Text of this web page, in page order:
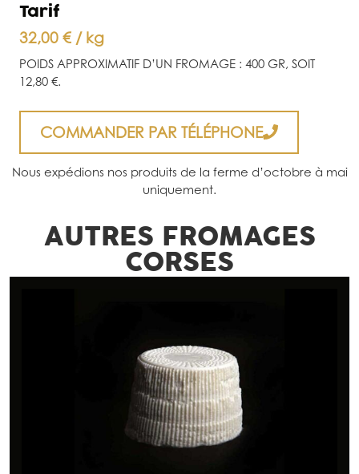
Tarif
32,00 € / kg
POIDS APPROXIMATIF D’UN FROMAGE : 400 GR, SOIT
12,80 €.
COMMANDER PAR TÉLÉPHONE
Nous expédions nos produits de la ferme d’octobre à mai
uniquement.
AUTRES FROMAGES
CORSES